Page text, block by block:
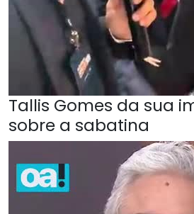
Tallis Gomes da sua
sobre a sabatina